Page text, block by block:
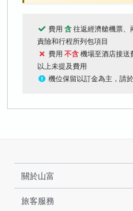
費用 含 往返經濟艙機票、
責險和行程所列包項目
費用 不含 機場至酒店接送
以上未提及費用
機位保留以訂金為主，請於
關於山富
旅客服務